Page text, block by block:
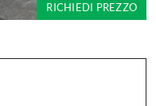
RICHIEDI PREZZO